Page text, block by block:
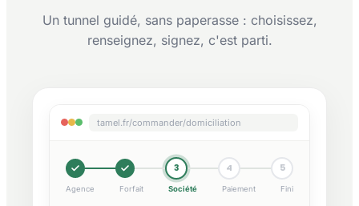
Un tunnel guidé, sans paperasse : choisissez,
renseignez, signez, c'est parti.
tamel.fr/commander/domiciliation
3 4 5
Agence Forfait Société Paiement Fini